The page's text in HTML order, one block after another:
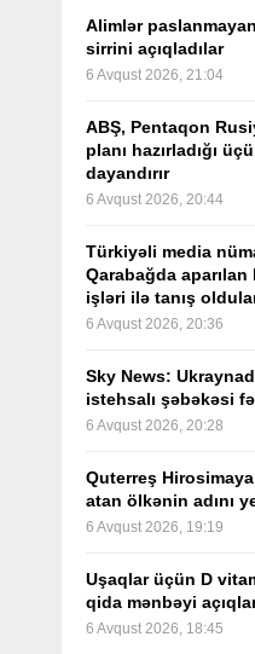
Alimlər
sirrini açıqladılar
6 Avqust 2026, 21:04
ABŞ, Pentaqon
planı hazırladığı
dayandırır
6 Avqust 2026, 20:44
Türkiyəli media
Qarabağda
işləri ilə tanış
6 Avqust 2026, 20:36
Sky News:
istehsalı şəbəkəsi
6 Avqust 2026, 20:28
Quterreş Hirosimaya
atan ölkənin adını
6 Avqust 2026, 19:19
Uşaqlar üçün D
qida mənbəyi
6 Avqust 2026, 18:45